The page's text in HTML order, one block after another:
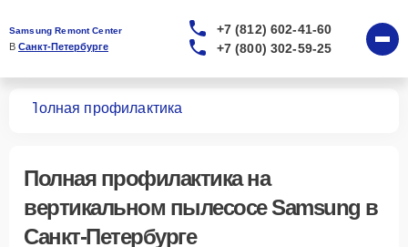
Samsung Remont Center
В Санкт-Петербурге
+7 (812) 602-41-60
+7 (800) 302-59-25
Полная профилактика
Полная профилактикана
вертикальном пылесосе Samsung в
Санкт-Петербурге